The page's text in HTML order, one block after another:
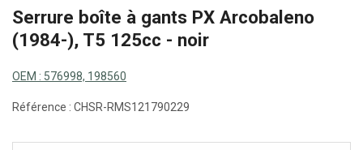
Serrure boîte à gants PX Arcobaleno
(1984-), T5 125cc - noir
OEM : 576998, 198560
Référence : CHSR-RMS121790229